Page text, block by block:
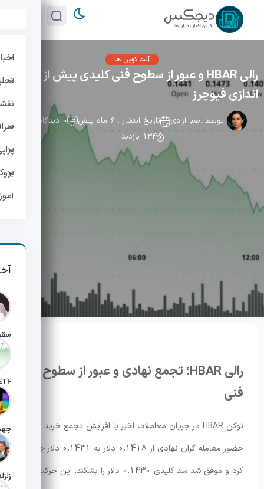
تاریخ
تاریخ
تاریخ
آلت کوین ها
رالی HBAR و عبور از سطوح فنی کلیدی پیش از راه
اندازی فیوچرز
توسط :صبا آزادی تاریخ انتشار : 6 ماه پیش
0 دیدگاه
134 بازدید
رالی HBAR؛ تجمع نهادی و عبور از سطوح
فنی
توکن HBAR در جریان معاملات اخیر با افزایش تجمع خرید و
حضور معامله گران نهادی از 0.1418 دلار به 0.1431 دلار جهش
کرد و موفق شد سد کلیدی 0.1430 دلار را بشکند. این حرکت که